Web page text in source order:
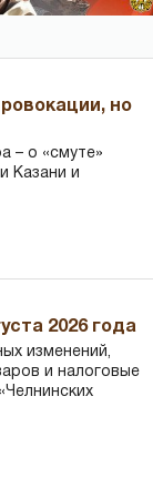
но
– о «смуте»
Казани и
2026 года
изменений,
и налоговые